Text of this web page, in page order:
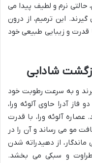
حالتی نرم و لطیف پیدا می
این ترمیم، از درون
قدرت و زیبایی طبیعی خود
شادابی
و به سرعت رطوبت خود
آدرا حاوی آلوئه ورا،
آلوئه ورا، با قدرت
مو می رساند و آن را در
از دهیدراته شدن
و سبکی می بخشد.